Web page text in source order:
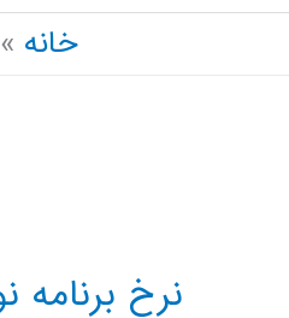
خانه
نرخ برنامه